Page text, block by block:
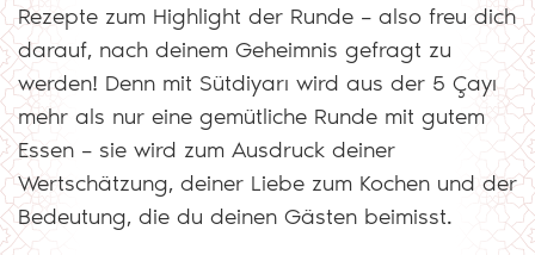
Rezepte zum Highlight der Runde – also freu dich
darauf, nach deinem Geheimnis gefragt zu
werden! Denn mit Sütdiyarı wird aus der 5 Çayı
mehr als nur eine gemütliche Runde mit gutem
Essen – sie wird zum Ausdruck deiner
Wertschätzung, deiner Liebe zum Kochen und der
Bedeutung, die du deinen Gästen beimisst.